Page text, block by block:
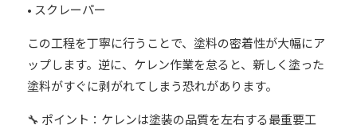
• スクレーパー
この工程を丁寧に行うことで、塗料の密着性が大幅にア
ップします。逆に、ケレン作業を怠ると、新しく塗った
塗料がすぐに剥がれてしまう恐れがあります。
🔧 ポイント：ケレンは塗装の品質を左右する最重要工